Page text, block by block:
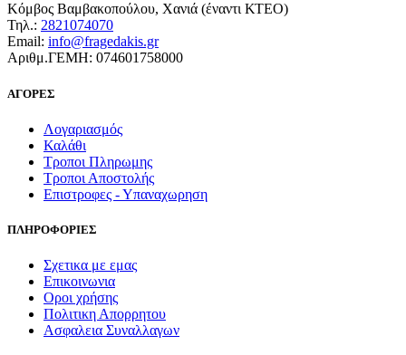
Κόμβος Βαμβακοπούλου, Χανιά (έναντι ΚΤΕΟ)
Τηλ.: 2821074070
Email: info@fragedakis.gr
Αριθμ.ΓΕΜΗ: 074601758000
ΑΓΟΡΕΣ
Λογαριασμός
Καλάθι
Τροποι Πληρωμης
Τροποι Αποστολής
Επιστροφες - Υπαναχωρηση
ΠΛΗΡΟΦΟΡΙΕΣ
Σχετικα με εμας
Επικοινωνια
Οροι χρήσης
Πολιτικη Απορρητου
Ασφαλεια Συναλλαγων